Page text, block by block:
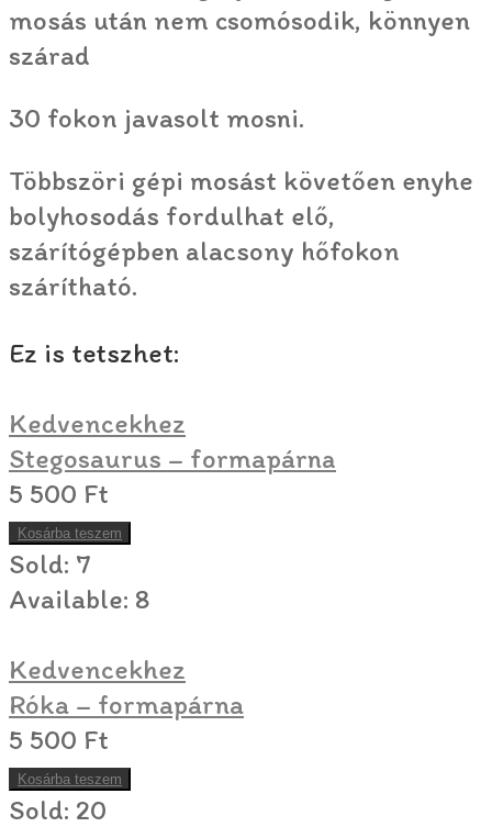
mosás után nem csomósodik, könnyen
szárad
30 fokon javasolt mosni.
Többszöri gépi mosást követően enyhe
bolyhosodás fordulhat elő,
szárítógépben alacsony hőfokon
szárítható.
Ez is tetszhet:
Kedvencekhez
Stegosaurus – formapárna
5 500 Ft
Kosárba teszem
Sold: 7
Available: 8
Kedvencekhez
Róka – formapárna
5 500 Ft
Kosárba teszem
Sold: 20